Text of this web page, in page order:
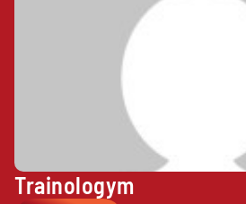
Trainologym